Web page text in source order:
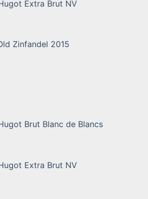
Extra Brut NV
Zinfandel 2015
Brut Blanc de Blancs
Extra Brut NV